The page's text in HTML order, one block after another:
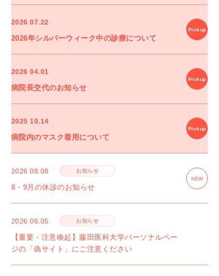
202607.22
2026年シルバーウィーク中の診療について
202604.01
病院長交代のお知らせ
2025 10.14
病院内のマスク着用について
202608.08 お知らせ
8・9月の休診のお知らせ
202606.05 お知らせ
【重要・注意喚起】藤田医科大学パーソナルペー
ジの「偽サイト」にご注意ください